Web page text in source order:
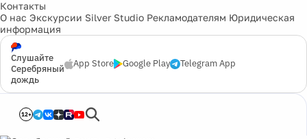
Контакты
О нас Экскурсии Silver Studio Рекламодателям Юридическая
информация
Слушайте
Серебряный
дождь
App Store Google Play Telegram App
12+